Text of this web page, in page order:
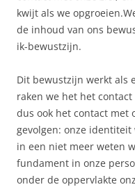
kwijt als we
de inhoud van ons
ik-bewustzijn.
Dit bewustzijn werkt als
raken we het het
dus ook het contact met
gevolgen: onze
in een niet meer weten
fundament in onze
onder de oppervlakte